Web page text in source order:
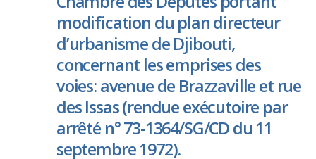
modification du plan directeur
d’urbanisme de Djibouti,
concernant les emprises des
voies: avenue de Brazzaville et rue
des Issas (rendue exécutoire par
arrêté n° 73-1364/SG/CD du 11
septembre 1972).